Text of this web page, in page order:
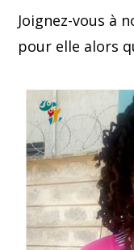
Joignez-vous à
pour elle alors